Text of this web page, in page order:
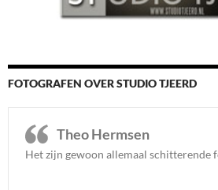
FOTOGRAFEN OVER STUDIO TJEERD
Theo Hermsen
Het zijn gewoon allemaal schitterende